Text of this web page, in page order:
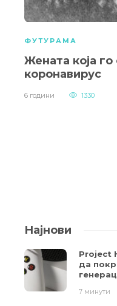
ФУТУРАМА
Жената која
коронавирус
6 години 1330
Најнови
Project
да
7 минути